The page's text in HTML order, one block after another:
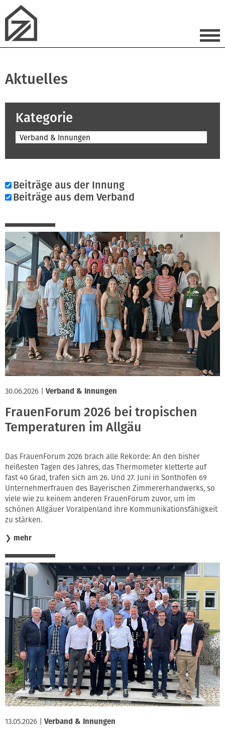
Aktuelles
Kategorie
Verband & Innungen
Beiträge aus der Innung
Beiträge aus dem Verband
30.06.2026 Verband & Innungen
FrauenForum 2026 bei tropischen
Temperaturen im Allgäu
Das FrauenForum 2026 brach alle Rekorde: An den bisher
heißesten Tagen des Jahres, das Thermometer kletterte auf
fast 40 Grad, trafen sich am 26. Und 27. Juni in Sonthofen 69
Unternehmerfrauen des Bayerischen Zimmererhandwerks, so
viele wie zu keinem anderen FrauenForum zuvor, um im
schönen Allgäuer Voralpenland ihre Kommunikationsfähigkeit
zu stärken.
❯ mehr
13.05.2026 Verband & Innungen